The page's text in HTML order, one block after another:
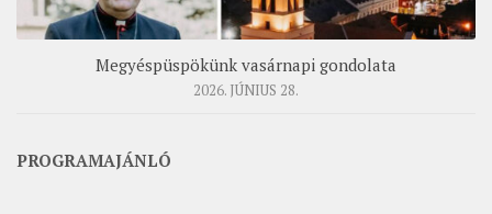
Megyéspüspökünk vasárnapi gondolata
2026. JÚNIUS 28.
PROGRAMAJÁNLÓ